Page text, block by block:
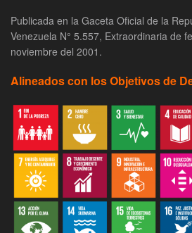
Publicada en la Gaceta Oficial de la
Venezuela N° 5.557, Extraordinaria de
noviembre del 2001.
Alineados con los Objetivos de